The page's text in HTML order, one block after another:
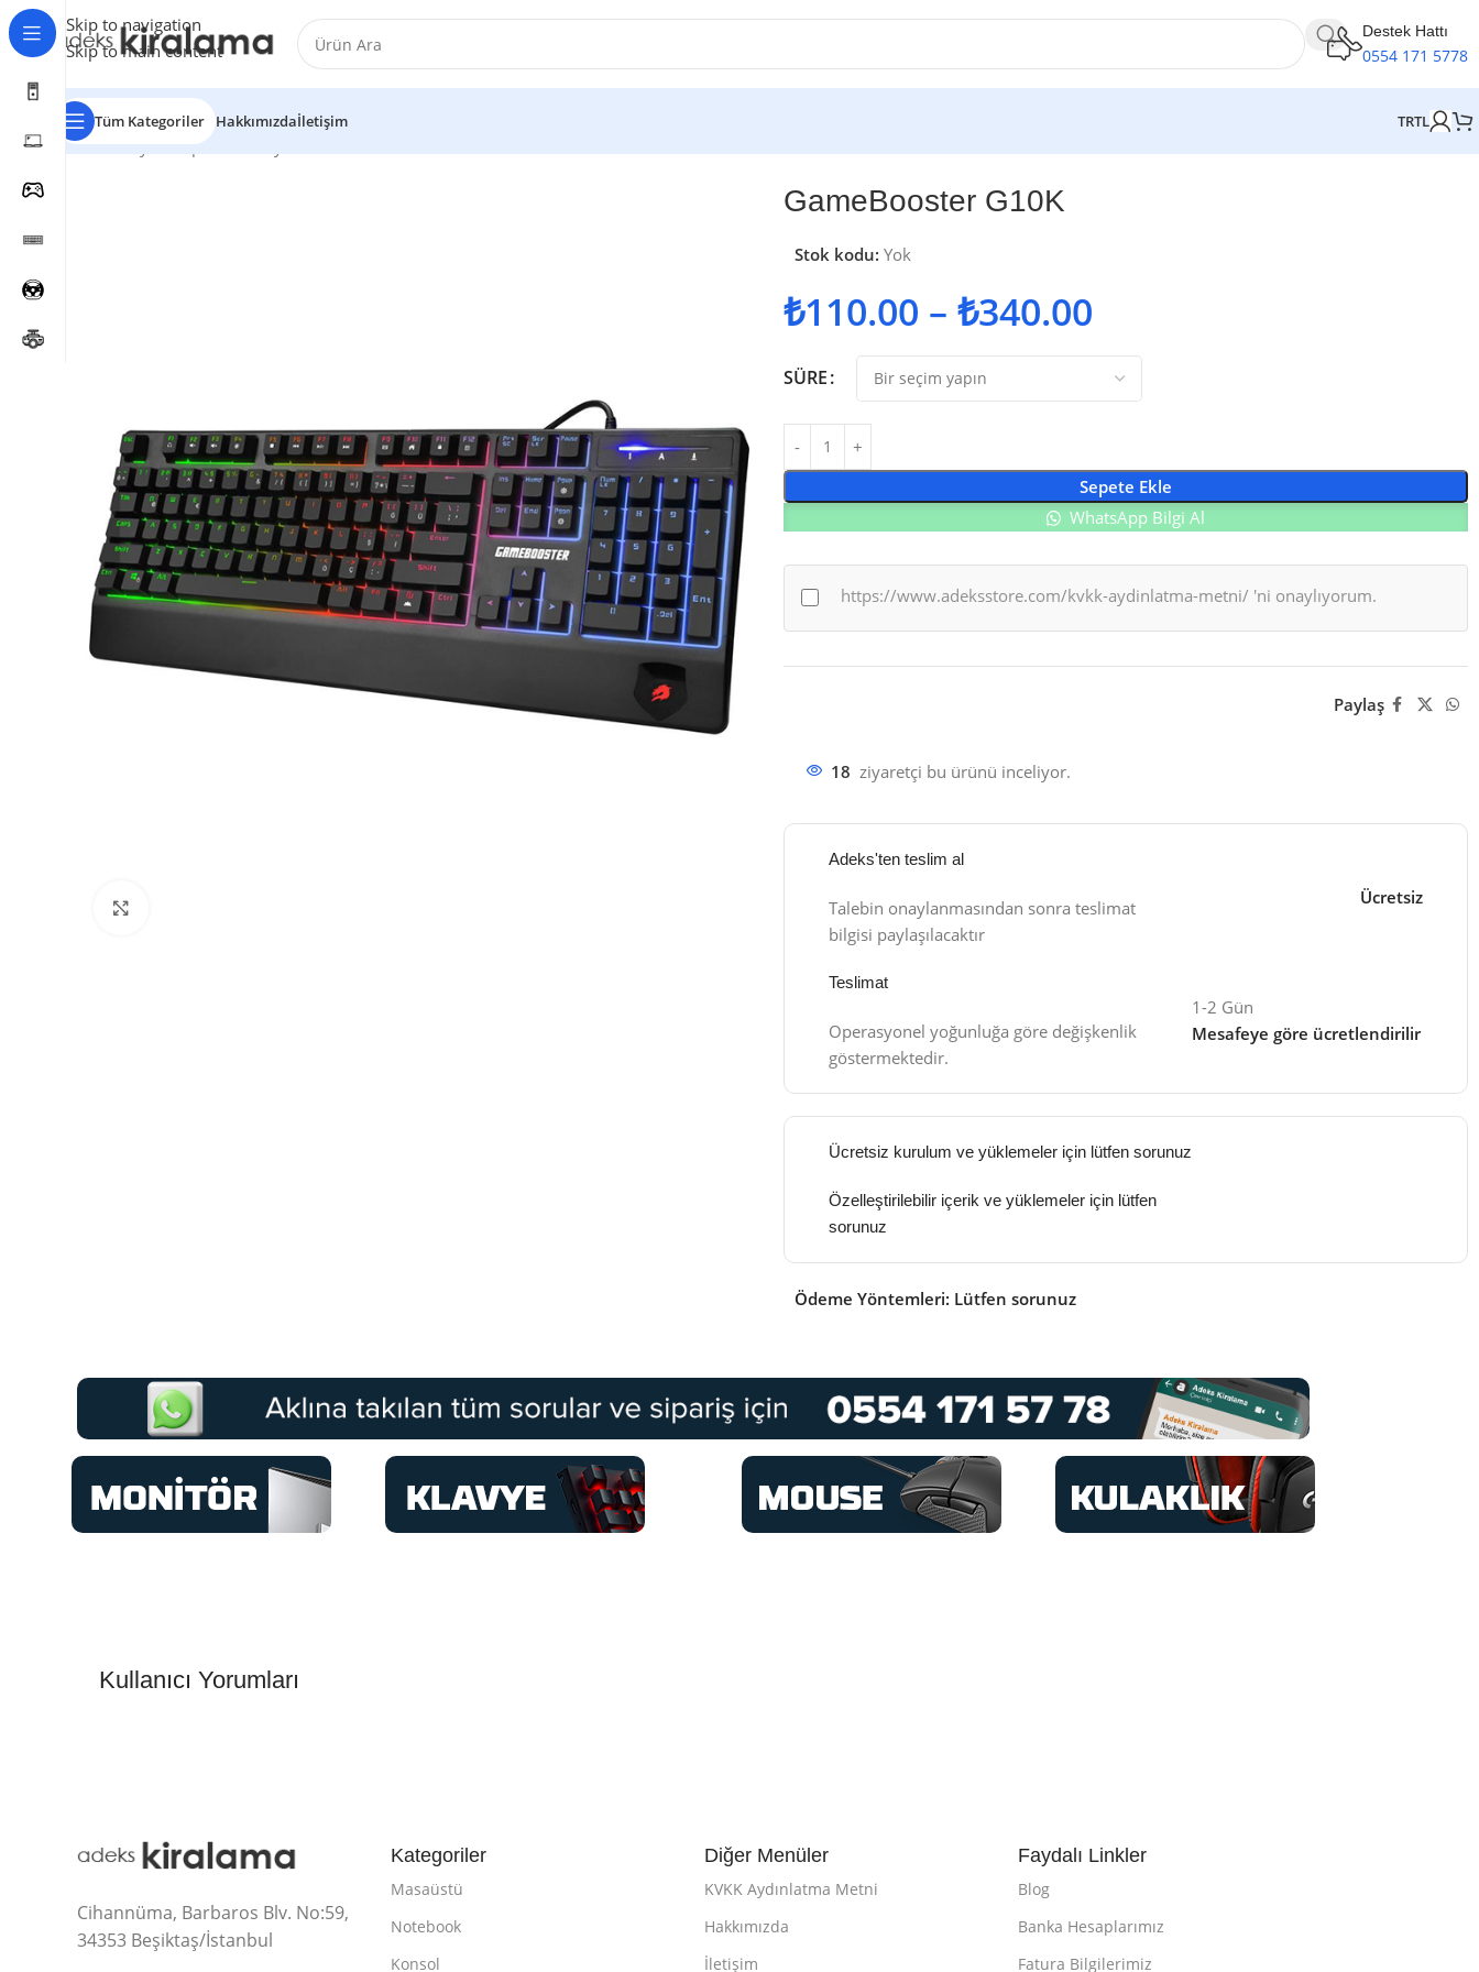
Skip to navigation
Skip to main content
Destek Hattı
0554 171 5778
Tüm Kategoriler Hakkımızdaİletişim TRTL
Ana Sayfa Ekipman
GameBooster G10K
Stok kodu: Yok
₺110.00 – ₺340.00
SÜRE
Sepete Ekle
WhatsApp Bilgi Al
https://www.adeksstore.com/kvkk-aydinlatma-metni/ 'ni onaylıyorum.
Paylaş
18 ziyaretçi bu ürünü inceliyor.
Adeks'ten teslim al
Talebin onaylanmasından sonra teslimat
bilgisi paylaşılacaktır
Ücretsiz
Teslimat
Operasyonel yoğunluğa göre değişkenlik
göstermektedir.
1-2 Gün
Mesafeye göre ücretlendirilir
Ücretsiz kurulum ve yüklemeler için lütfen sorunuz
Özelleştirilebilir içerik ve yüklemeler için lütfen
sorunuz
Ödeme Yöntemleri: Lütfen sorunuz
Kullanıcı Yorumları
Cihannüma, Barbaros Blv. No:59,
34353 Beşiktaş/İstanbul
Kategoriler
Masaüstü
Notebook
Konsol
Diğer Menüler
KVKK Aydınlatma Metni
Hakkımızda
İletişim
Faydalı Linkler
Blog
Banka Hesaplarımız
Fatura Bilgilerimiz